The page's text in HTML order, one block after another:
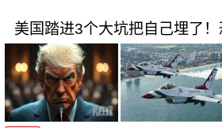
美国踏进3个大坑把自己埋了